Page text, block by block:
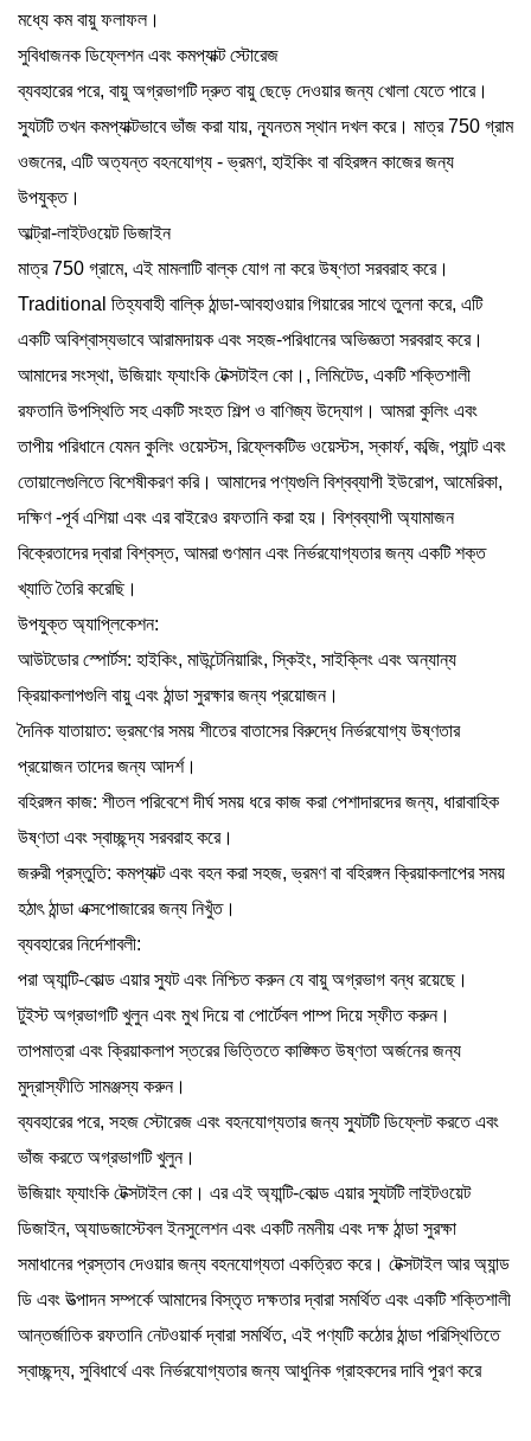
মধ্যে কম বায়ু ফলাফল।
সুবিধাজনক ডিফ্লেশন এবং কমপ্যাক্ট স্টোরেজ
ব্যবহারের পরে, বায়ু অগ্রভাগটি দ্রুত বায়ু ছেড়ে দেওয়ার জন্য খোলা যেতে পারে।
স্যুটটি তখন কমপ্যাক্টভাবে ভাঁজ করা যায়, ন্যূনতম স্থান দখল করে। মাত্র 750 গ্রাম
ওজনের, এটি অত্যন্ত বহনযোগ্য - ভ্রমণ, হাইকিং বা বহিরঙ্গন কাজের জন্য
উপযুক্ত।
আল্ট্রা-লাইটওয়েট ডিজাইন
মাত্র 750 গ্রামে, এই মামলাটি বাল্ক যোগ না করে উষ্ণতা সরবরাহ করে।
Traditional তিহ্যবাহী বাল্কি ঠান্ডা-আবহাওয়ার গিয়ারের সাথে তুলনা করে, এটি
একটি অবিশ্বাস্যভাবে আরামদায়ক এবং সহজ-পরিধানের অভিজ্ঞতা সরবরাহ করে।
আমাদের সংস্থা, উজিয়াং ফ্যাংকি টেক্সটাইল কো।, লিমিটেড, একটি শক্তিশালী
রফতানি উপস্থিতি সহ একটি সংহত শিল্প ও বাণিজ্য উদ্যোগ। আমরা কুলিং এবং
তাপীয় পরিধানে যেমন কুলিং ওয়েস্টস, রিফ্লেকটিভ ওয়েস্টস, স্কার্ফ, কব্জি, প্যান্ট এবং
তোয়ালেগুলিতে বিশেষীকরণ করি। আমাদের পণ্যগুলি বিশ্বব্যাপী ইউরোপ, আমেরিকা,
দক্ষিণ -পূর্ব এশিয়া এবং এর বাইরেও রফতানি করা হয়। বিশ্বব্যাপী অ্যামাজন
বিক্রেতাদের দ্বারা বিশ্বস্ত, আমরা গুণমান এবং নির্ভরযোগ্যতার জন্য একটি শক্ত
খ্যাতি তৈরি করেছি।
উপযুক্ত অ্যাপ্লিকেশন:
আউটডোর স্পোর্টস: হাইকিং, মাউন্টেনিয়ারিং, স্কিইং, সাইক্লিং এবং অন্যান্য
ক্রিয়াকলাপগুলি বায়ু এবং ঠান্ডা সুরক্ষার জন্য প্রয়োজন।
দৈনিক যাতায়াত: ভ্রমণের সময় শীতের বাতাসের বিরুদ্ধে নির্ভরযোগ্য উষ্ণতার
প্রয়োজন তাদের জন্য আদর্শ।
বহিরঙ্গন কাজ: শীতল পরিবেশে দীর্ঘ সময় ধরে কাজ করা পেশাদারদের জন্য, ধারাবাহিক
উষ্ণতা এবং স্বাচ্ছন্দ্য সরবরাহ করে।
জরুরী প্রস্তুতি: কমপ্যাক্ট এবং বহন করা সহজ, ভ্রমণ বা বহিরঙ্গন ক্রিয়াকলাপের সময়
হঠাৎ ঠান্ডা এক্সপোজারের জন্য নিখুঁত।
ব্যবহারের নির্দেশাবলী:
পরা অ্যান্টি-কোল্ড এয়ার স্যুটএবং নিশ্চিত করুন যে বায়ু অগ্রভাগ বন্ধ রয়েছে।
টুইস্ট অগ্রভাগটি খুলুন এবং মুখ দিয়ে বা পোর্টেবল পাম্প দিয়ে স্ফীত করুন।
তাপমাত্রা এবং ক্রিয়াকলাপ স্তরের ভিত্তিতে কাঙ্ক্ষিত উষ্ণতা অর্জনের জন্য
মুদ্রাস্ফীতি সামঞ্জস্য করুন।
ব্যবহারের পরে, সহজ স্টোরেজ এবং বহনযোগ্যতার জন্য স্যুটটি ডিফ্লেট করতে এবং
ভাঁজ করতে অগ্রভাগটি খুলুন।
উজিয়াং ফ্যাংকি টেক্সটাইল কো। এর এই অ্যান্টি-কোল্ড এয়ার স্যুটটি লাইটওয়েট
ডিজাইন, অ্যাডজাস্টেবল ইনসুলেশন এবং একটি নমনীয় এবং দক্ষ ঠান্ডা সুরক্ষা
সমাধানের প্রস্তাব দেওয়ার জন্য বহনযোগ্যতা একত্রিত করে। টেক্সটাইল আর অ্যান্ড
ডি এবং উত্পাদন সম্পর্কে আমাদের বিস্তৃত দক্ষতার দ্বারা সমর্থিত এবং একটি শক্তিশালী
আন্তর্জাতিক রফতানি নেটওয়ার্ক দ্বারা সমর্থিত, এই পণ্যটি কঠোর ঠান্ডা পরিস্থিতিতে
স্বাচ্ছন্দ্য, সুবিধার্থে এবং নির্ভরযোগ্যতার জন্য আধুনিক গ্রাহকদের দাবি পূরণ করে